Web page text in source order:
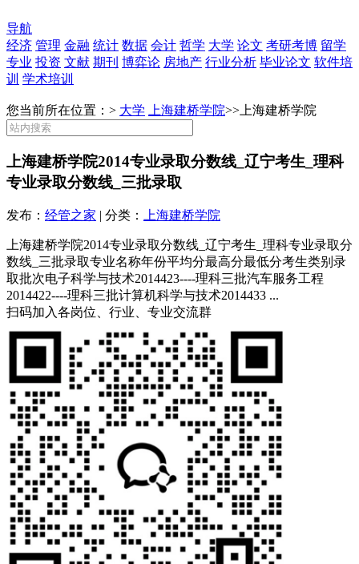
导航
经济 管理 金融 统计 数据 会计 哲学 大学 论文 考研考博 留学
专业 投资 文献 期刊 博弈论 房地产 行业分析 毕业论文 软件培
训 学术培训
您当前所在位置：> 大学 上海建桥学院>> 上海建桥学院
上海建桥学院2014专业录取分数线_辽宁考生_理科
专业录取分数线_三批录取
发布： 经管之家 | 分类： 上海建桥学院
上海建桥学院2014专业录取分数线_辽宁考生_理科专业录取分
数线_三批录取专业名称年份平均分最高分最低分考生类别录
取批次电子科学与技术2014423----理科三批汽车服务工程
2014422----理科三批计算机科学与技术2014433 ...
扫码加入各岗位、行业、专业交流群